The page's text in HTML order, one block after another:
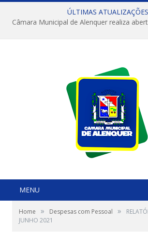
ÚLTIMAS
MENU
Home » Despesas com Pessoal »
JUNHO 2021